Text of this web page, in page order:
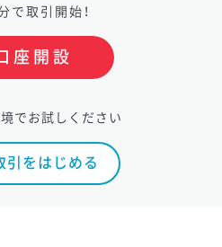
で取引開始！
座開設
でお試しください
引をはじめる